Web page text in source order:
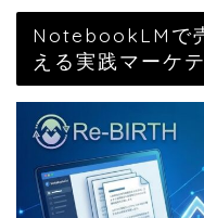
NotebookLMで
える実践マーケ